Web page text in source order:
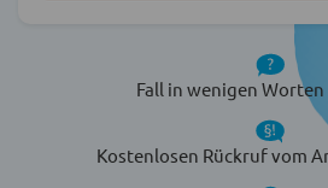
Fall in wenigen
Kostenlosen Rückruf vom